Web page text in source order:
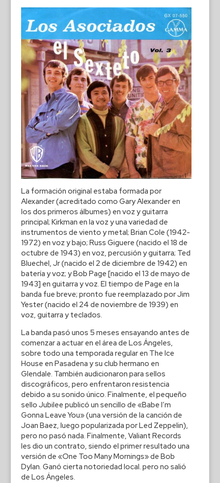
La formación original estaba formada por
Alexander (acreditado como Gary Alexander en
los dos primeros álbumes) en voz y guitarra
principal; Kirkman en la voz y una variedad de
instrumentos de viento y metal; Brian Cole (1942-
1972) en voz y bajo; Russ Giguere (nacido el 18 de
octubre de 1943) en voz, percusión y guitarra; Ted
Bluechel, Jr (nacido el 2 de diciembre de 1942) en
batería y voz; y Bob Page [nacido el 13 de mayo de
1943] en guitarra y voz. El tiempo de Page en la
banda fue breve; pronto fue reemplazado por Jim
Yester (nacido el 24 de noviembre de 1939) en
voz, guitarra y teclados.
La banda pasó unos 5 meses ensayando antes de
comenzar a actuar en el área de Los Ángeles,
sobre todo una temporada regular en The Ice
House en Pasadena y su club hermano en
Glendale. También audicionaron para sellos
discográficos, pero enfrentaron resistencia
debido a su sonido único. Finalmente, el pequeño
sello Jubilee publicó un sencillo de «Babe I’m
Gonna Leave You» (una versión de la canción de
Joan Baez, luego popularizada por Led Zeppelin),
pero no pasó nada. Finalmente, Valiant Records
les dio un contrato, siendo el primer resultado una
versión de «One Too Many Mornings» de Bob
Dylan. Ganó cierta notoriedad local. pero no salió
de Los Ángeles.